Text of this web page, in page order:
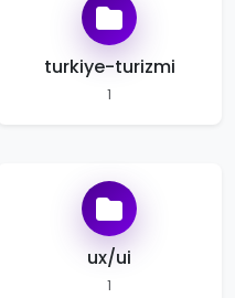
turkiye-turizmi
1
ux/ui
1